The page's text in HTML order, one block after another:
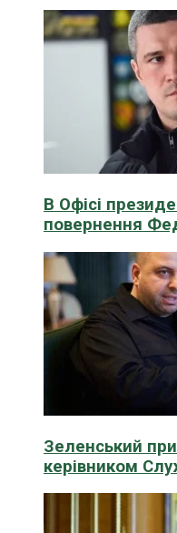
В Офісі
повернення
Зеленський
керівником